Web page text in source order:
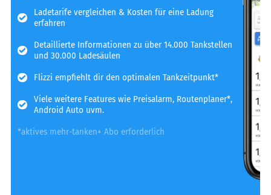
Ladetarife vergleichen & Kosten für eine Ladung
erfahren
Detaillierte Informationen zu über 14.000 Tankstellen
und 30.000 Ladesäulen
Flizzi empfiehlt dir den optimalen Tankzeitpunkt*
Viele weitere Features wie Preisalarm, Routenplaner*,
Android Auto uvm.
*aktives mehr-tanken+ Abo erforderlich